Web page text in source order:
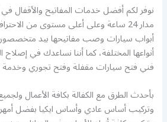
نوفر لكم أفضل خدمات المفاتيح والأقفال
مدار 24 ساعة وعلى أعلى مستوى من
أبواب سيارات وصب مفاتيحها بيد
أنواعها المختلفة، كما أننا نساعدك في
فني فتح سيارات مقفلة وفتح تجوري وخدمة
بأحدث الطرق مع الكفالة بكافة الأعمال
وتركيب أساس عادي وأساس ايكيا بفضل